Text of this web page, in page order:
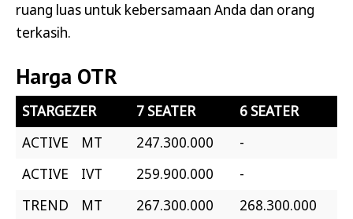
ruang luas untuk kebersamaan Anda dan orang
terkasih.
Harga OTR
STARGEZER 7 SEATER
6 SEATER
ACTIVE MT
247.300.000
-
ACTIVE IVT
259.900.000
-
TREND MT
267.300.000
268.300.000